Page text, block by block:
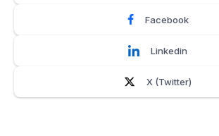
Facebook
Linkedin
X (Twitter)